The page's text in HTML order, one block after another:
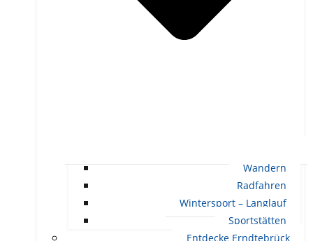
Wandern
Radfahren
Wintersport – Langlauf
Sportstätten
Entdecke Erndtebrück